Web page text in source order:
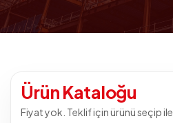
Ürün Kataloğu
Fiyat yok. Teklif için ürünü seçip